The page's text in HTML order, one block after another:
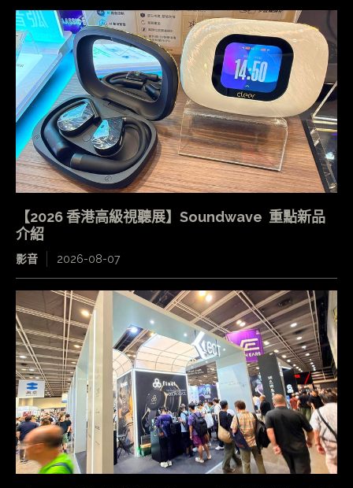
【2026 香港高級視聽展】Soundwave 重點新品
介紹
影音 2026-08-07